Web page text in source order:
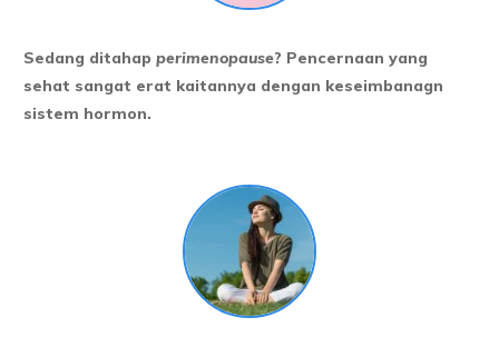
Sedang ditahap perimenopause? Pencernaan yang
sehat sangat erat kaitannya dengan keseimbanagn
sistem hormon.